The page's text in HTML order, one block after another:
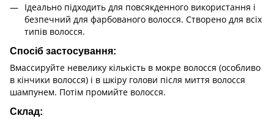
Ідеально підходить для повсякденного використання і
безпечний для фарбованого волосся. Створено для всіх
типів волосся.
Спосіб застосування:
Вмассируйте невелику кількість в мокре волосся (особливо
в кінчики волосся) і в шкіру голови після миття волосся
шампунем. Потім промийте волосся.
Cклад: